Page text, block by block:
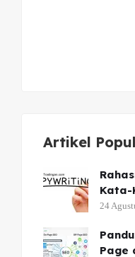
Artikel
Kata-
24
Page